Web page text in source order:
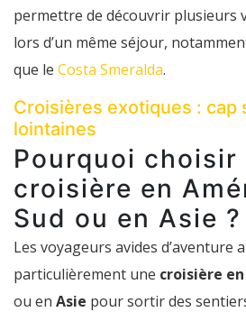
permettre de découvrir plusieurs
lors d’un même séjour,
que le Costa Smeralda.
Croisières exotiques : cap
lointaines
Pourquoi choisir
croisière en
Sud ou en Asie ?
Les voyageurs avides d’aventure
particulièrement une croisière
ou en Asie pour sortir des